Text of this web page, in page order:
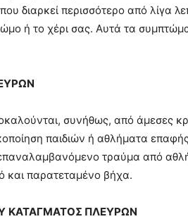
διαρκεί περισσότερο από λίγα
ή το χέρι σας. Αυτά τα
συνήθως, από άμεσες
παιδιών ή αθλήματα
τραύμα από
παρατεταμένο βήχα.
ΚΑΤΑΓΜΑΤΟΣ ΠΛΕΥΡΩΝ